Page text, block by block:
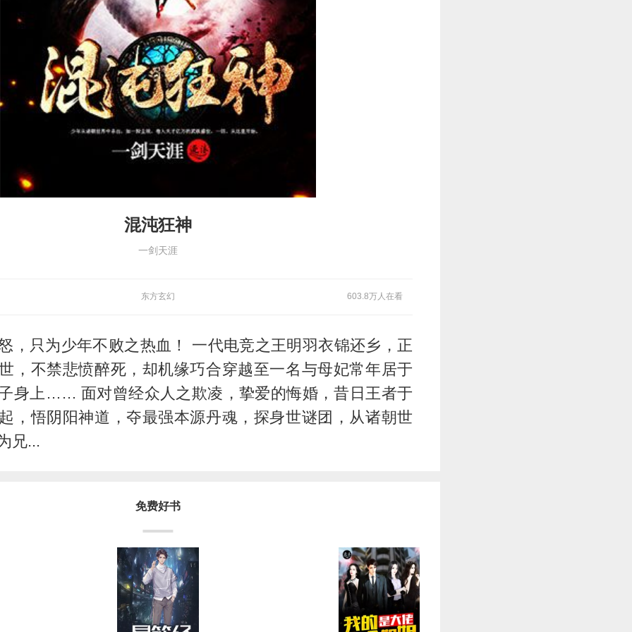
混沌狂神
一剑天涯
东方玄幻 603.8万人在看
，只为少年不败之热血！ 一代电竞之王明羽衣锦还乡，正
，不禁悲愤醉死，却机缘巧合穿越至一名与母妃常年居于
身上…… 面对曾经众人之欺凌，挚爱的悔婚，昔日王者于
，悟阴阳神道，夺最强本源丹魂，探身世谜团，从诸朝世
兄...
免费好书